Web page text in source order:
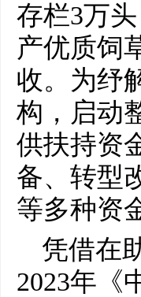
存栏3万
产优质饲
收。为纾
构，启动
供扶持资
备、转型
等多种资
凭借在
2023年《